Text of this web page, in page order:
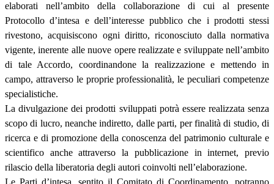
elaborati nell’ambito della collaborazione di cui al presente
Protocollo d’intesa e dell’interesse pubblico che i prodotti stessi
rivestono, acquisiscono ogni diritto, riconosciuto dalla normativa
vigente, inerente alle nuove opere realizzate e sviluppate nell’ambito
di tale Accordo, coordinandone la realizzazione e mettendo in
campo, attraverso le proprie professionalità, le peculiari competenze
specialistiche.
La divulgazione dei prodotti sviluppati potrà essere realizzata senza
scopo di lucro, neanche indiretto, dalle parti, per finalità di studio, di
ricerca e di promozione della conoscenza del patrimonio culturale e
scientifico anche attraverso la pubblicazione in internet, previo
rilascio della liberatoria degli autori coinvolti nell’elaborazione.
Le Parti d’intesa, sentito il Comitato di Coordinamento, potranno